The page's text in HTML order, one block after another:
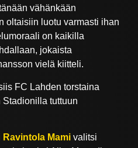
vähänkään
oltaisiin luotu varmasti ihan
on kaikilla
jokaista
vielä kiitteli.
FC Lahden torstaina
Stadionilla tuttuun
Ravintola Mami valitsi